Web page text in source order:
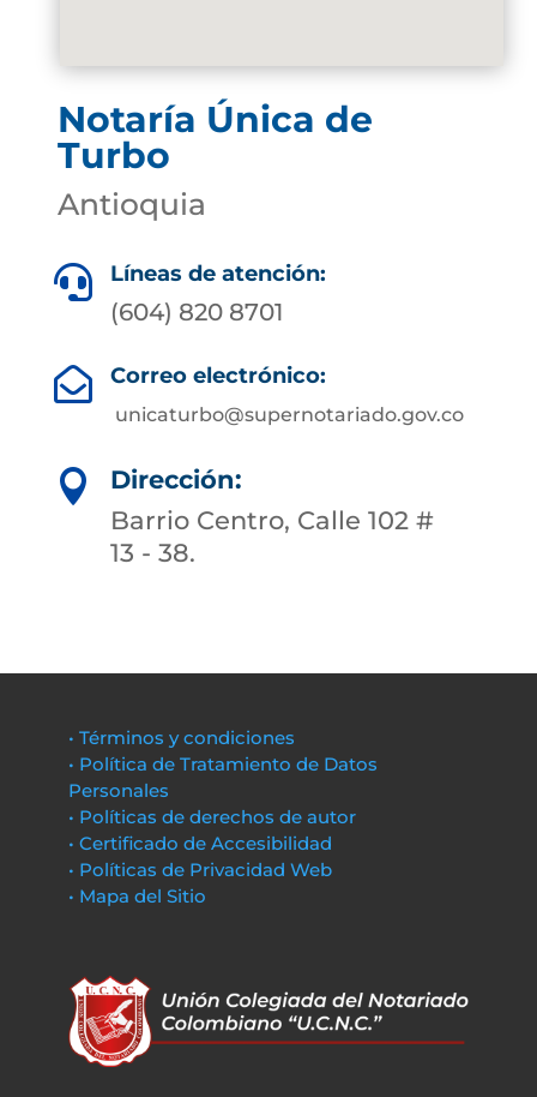
Notaría Única de
Turbo
Antioquia
 Líneas de atención:
(604) 820 8701
 Correo electrónico:
unicaturbo@supernotariado.gov.co

Dirección:
Barrio Centro, Calle 102 #
13 - 38.
• Términos y condiciones
• Política de Tratamiento de Datos
Personales
• Políticas de derechos de autor
• Certificado de Accesibilidad
• Políticas de Privacidad Web
• Mapa del Sitio